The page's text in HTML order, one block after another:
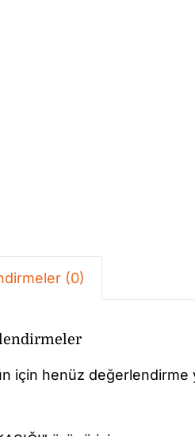
(0)
için henüz değerlendirme